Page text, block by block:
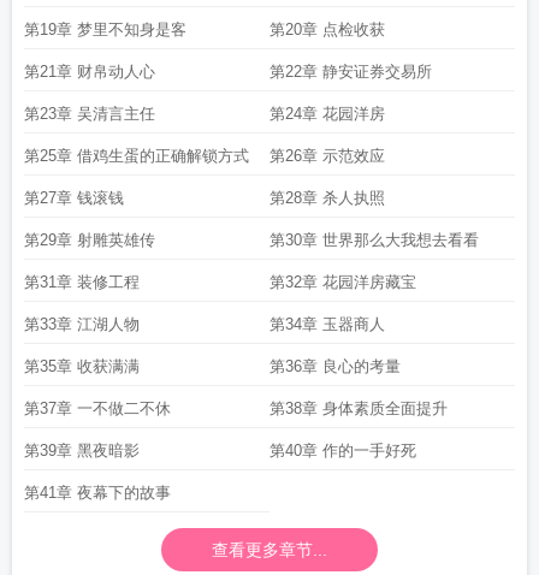
第19章 梦里不知身是客 第20章 点检收获
第21章 财帛动人心 第22章 静安证券交易所
第23章 吴清言主任 第24章 花园洋房
第25章 借鸡生蛋的正确解锁方式 第26章 示范效应
第27章 钱滚钱 第28章 杀人执照
第29章 射雕英雄传 第30章 世界那么大我想去看看
第31章 装修工程 第32章 花园洋房藏宝
第33章 江湖人物 第34章 玉器商人
第35章 收获满满 第36章 良心的考量
第37章 一不做二不休 第38章 身体素质全面提升
第39章 黑夜暗影 第40章 作的一手好死
第41章 夜幕下的故事
查看更多章节...